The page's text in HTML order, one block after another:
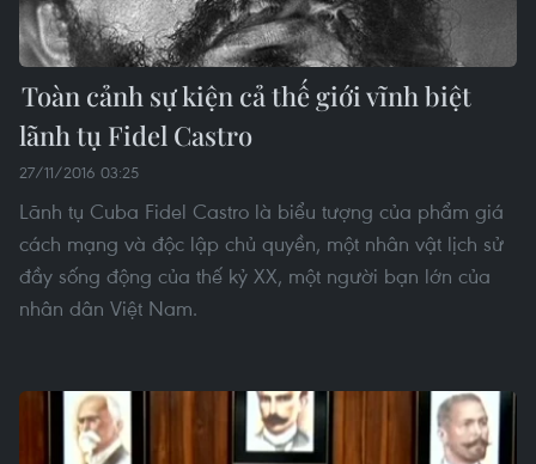
Toàn cảnh sự kiện cả thế giới vĩnh biệt
lãnh tụ Fidel Castro
27/11/2016 03:25
Lãnh tụ Cuba Fidel Castro là biểu tượng của phẩm giá
cách mạng và độc lập chủ quyền, một nhân vật lịch sử
đầy sống động của thế kỷ XX, một người bạn lớn của
nhân dân Việt Nam.